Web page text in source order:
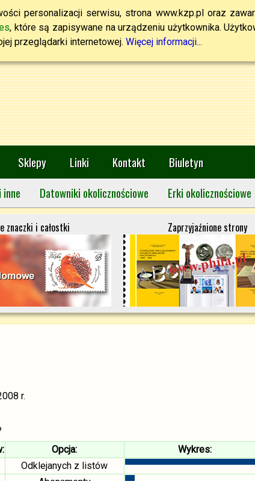
personalizacji serwisu, strona www.kzp.pl oraz
, które są zapisywane na urządzeniu użytkownika.
przeglądarki internetowej. Więcej informacji...
Sklepy Linki Kontakt
Biuletyn
inne Datowniki okolicznościowe Erki okolicznościowe
znaczki i całostki Zaprzyjaźnione strony
r.
Opcja:
Wykres:
Odklejanych z listów